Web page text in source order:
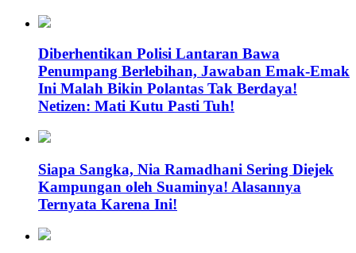
Diberhentikan Polisi Lantaran Bawa
Penumpang Berlebihan, Jawaban Emak-Emak
Ini Malah Bikin Polantas Tak Berdaya!
Netizen: Mati Kutu Pasti Tuh!
Siapa Sangka, Nia Ramadhani Sering Diejek
Kampungan oleh Suaminya! Alasannya
Ternyata Karena Ini!